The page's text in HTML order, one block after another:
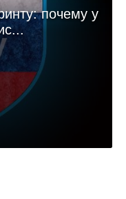
почему у